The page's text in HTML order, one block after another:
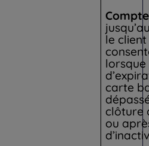
le
carte
clôture
ou